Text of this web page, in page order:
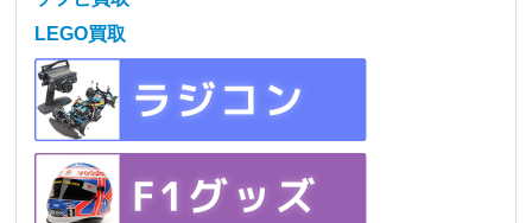
LEGO買取